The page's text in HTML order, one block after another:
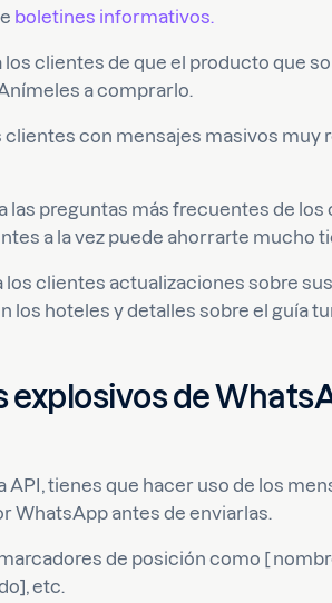
boletines informativos.
los clientes de que el producto que
a comprarlo.
clientes con mensajes masivos muy
las preguntas más frecuentes de los
a la vez puede ahorrarte mucho
los clientes actualizaciones sobre
los hoteles y detalles sobre el guía
explosivos de
API, tienes que hacer uso de los
WhatsApp antes de enviarlas.
de posición como [
etc.